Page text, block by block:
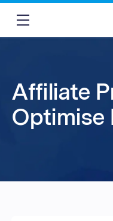
Affiliate
Optimise